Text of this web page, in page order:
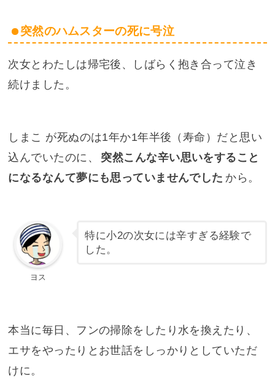
突然のハムスターの死に号泣
次女とわたしは帰宅後、しばらく抱き合って泣き
続けました。
しまこ が死ぬのは1年か1年半後（寿命）だと思い
込んでいたのに、
突然こんな辛い思いをすること
になるなんて夢にも思っていませんでした から。
ヨス
特に小2の次女には辛すぎる経験で
した。
本当に毎日、フンの掃除をしたり水を換えたり、
エサをやったりとお世話をしっかりとしていただ
けに。